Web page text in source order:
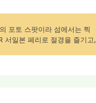
포토 스팟이라 섬에서는 찍
서일본 페리로 절경을 즐기고,